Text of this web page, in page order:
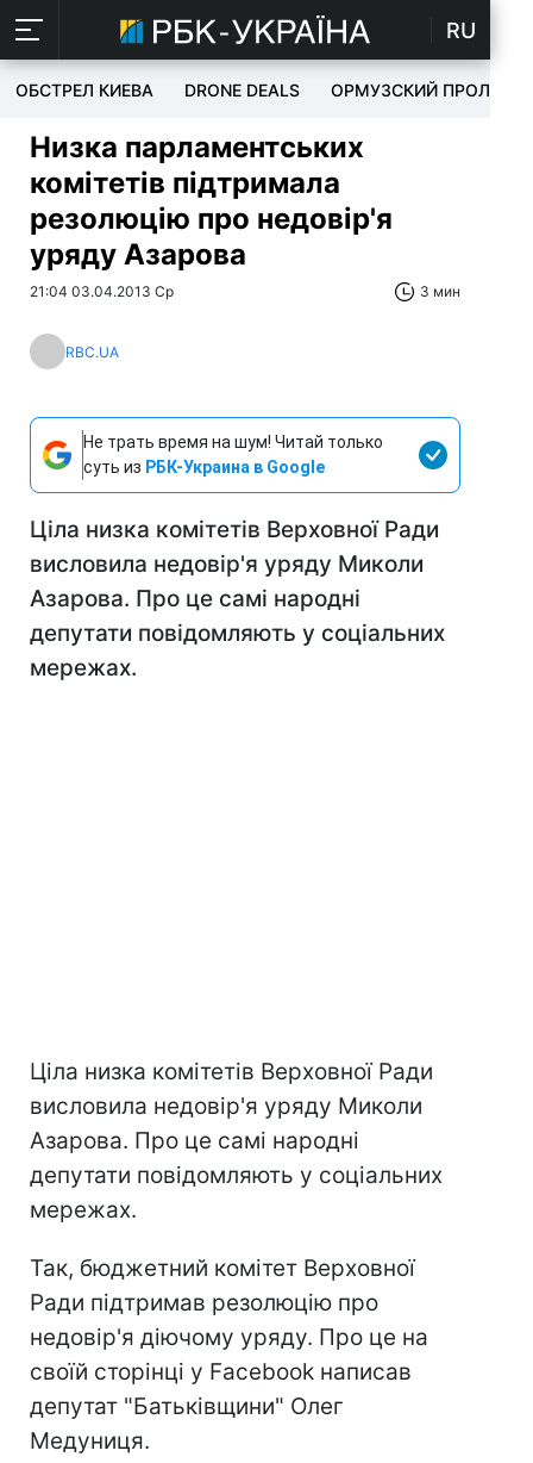
RU
ОБСТРЕЛ КИЕВА DRONE DEALS ОРМУЗСКИЙ ПРОЛИВ
Низка парламентських
комітетів підтримала
резолюцію про недовір'я
уряду Азарова
21:04 03.04.2013 Ср 3 мин
RBC.UA
Не трать время на шум! Читай только
суть из РБК-Украина в Google
Ціла низка комітетів Верховної Ради
висловила недовір'я уряду Миколи
Азарова. Про це самі народні
депутати повідомляють у соціальних
мережах.
Ціла низка комітетів Верховної Ради
висловила недовір'я уряду Миколи
Азарова. Про це самі народні
депутати повідомляють у соціальних
мережах.
Так, бюджетний комітет Верховної
Ради підтримав резолюцію про
недовір'я діючому уряду. Про це на
своїй сторінці у Facebook написав
депутат "Батьківщини" Олег
Медуниця.